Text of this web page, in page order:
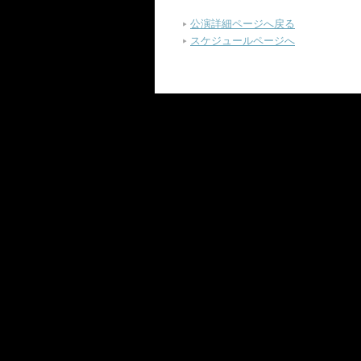
公演詳細ページへ戻る
スケジュールページへ